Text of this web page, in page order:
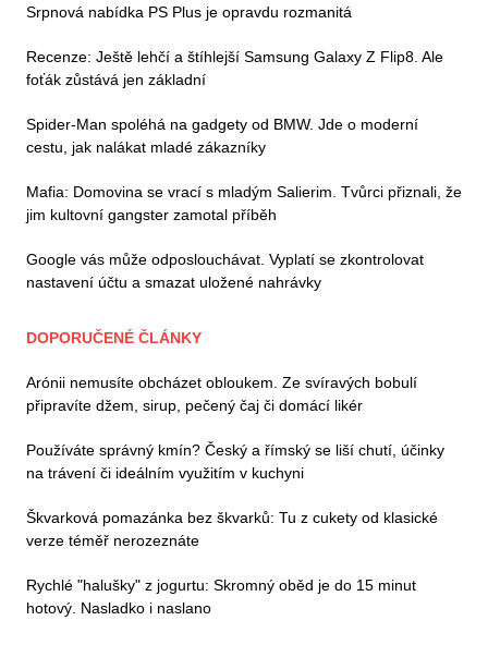
Srpnová nabídka PS Plus je opravdu rozmanitá
Recenze: Ještě lehčí a štíhlejší Samsung Galaxy Z Flip8. Ale
foťák zůstává jen základní
Spider-Man spoléhá na gadgety od BMW. Jde o moderní
cestu, jak nalákat mladé zákazníky
Mafia: Domovina se vrací s mladým Salierim. Tvůrci přiznali, že
jim kultovní gangster zamotal příběh
Google vás může odposlouchávat. Vyplatí se zkontrolovat
nastavení účtu a smazat uložené nahrávky
DOPORUČENÉ ČLÁNKY
Arónii nemusíte obcházet obloukem. Ze svíravých bobulí
připravíte džem, sirup, pečený čaj či domácí likér
Používáte správný kmín? Český a římský se liší chutí, účinky
na trávení či ideálním využitím v kuchyni
Škvarková pomazánka bez škvarků: Tu z cukety od klasické
verze téměř nerozeznáte
Rychlé "halušky" z jogurtu: Skromný oběd je do 15 minut
hotový. Nasladko i naslano